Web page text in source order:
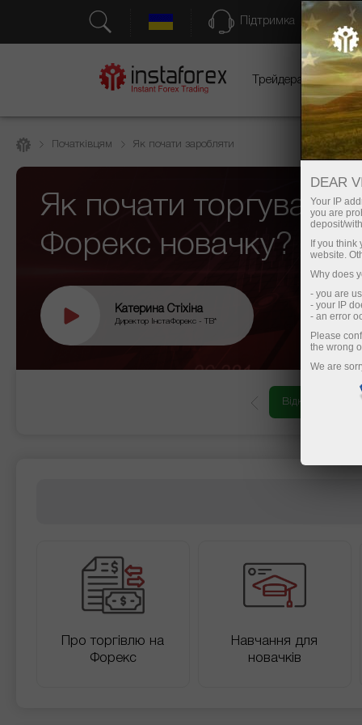
Підтримка
Трейдерам
Початківцям Як почати заробляти
Як почати торгувати
Форекс новачку?
Катерина Стіхіна
Директор ІнстаФорекс - ТВ*
Відкрити торговий
Про торгівлю на
Форекс
Навчання для
новачків
DEAR
Your IP
you are
deposit/
If you
website.
Why does
- you are
- your IP
- an error
Please
the wrong
We are